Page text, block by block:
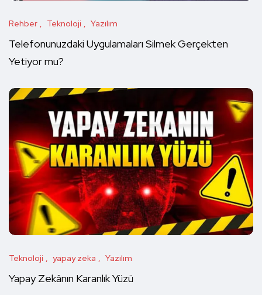
Rehber Teknoloji Yazılım
Telefonunuzdaki Uygulamaları Silmek Gerçekten
Yetiyor mu?
Teknoloji yapay zeka Yazılım
Yapay Zekânın Karanlık Yüzü